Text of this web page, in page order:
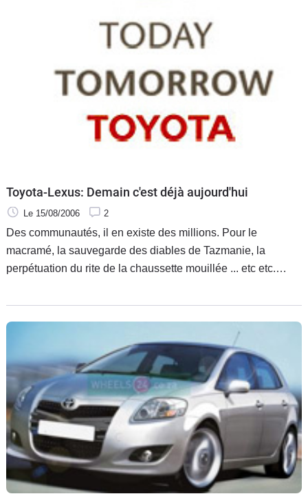
Toyota-Lexus: Demain c'est déjà aujourd'hui
Le 15/08/2006 2
Des communautés, il en existe des millions. Pour le
macramé, la sauvegarde des diables de Tazmanie, la
perpétuation du rite de la chaussette mouillée ... etc etc.
Zastava, d'Aixam ou de